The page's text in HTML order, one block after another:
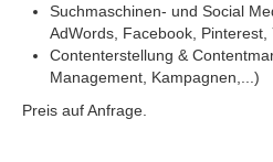
Suchmaschinen- und Social
AdWords, Facebook, Pinterest,
Contenterstellung &
Management, Kampagnen,...)
Preis auf Anfrage.